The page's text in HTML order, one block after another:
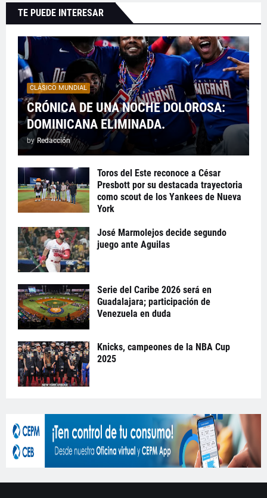
TE PUEDE INTERESAR
CLÁSICO MUNDIAL
CRÓNICA DE UNA NOCHE DOLOROSA:
DOMINICANA ELIMINADA.
by Redacción
Toros del Este reconoce a César
Presbott por su destacada trayectoria
como scout de los Yankees de Nueva
York
José Marmolejos decide segundo
juego ante Aguilas
Serie del Caribe 2026 será en
Guadalajara; participación de
Venezuela en duda
Knicks, campeones de la NBA Cup
2025